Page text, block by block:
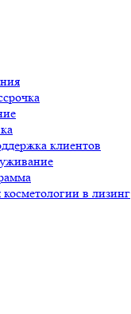
клиентов
в лизинг